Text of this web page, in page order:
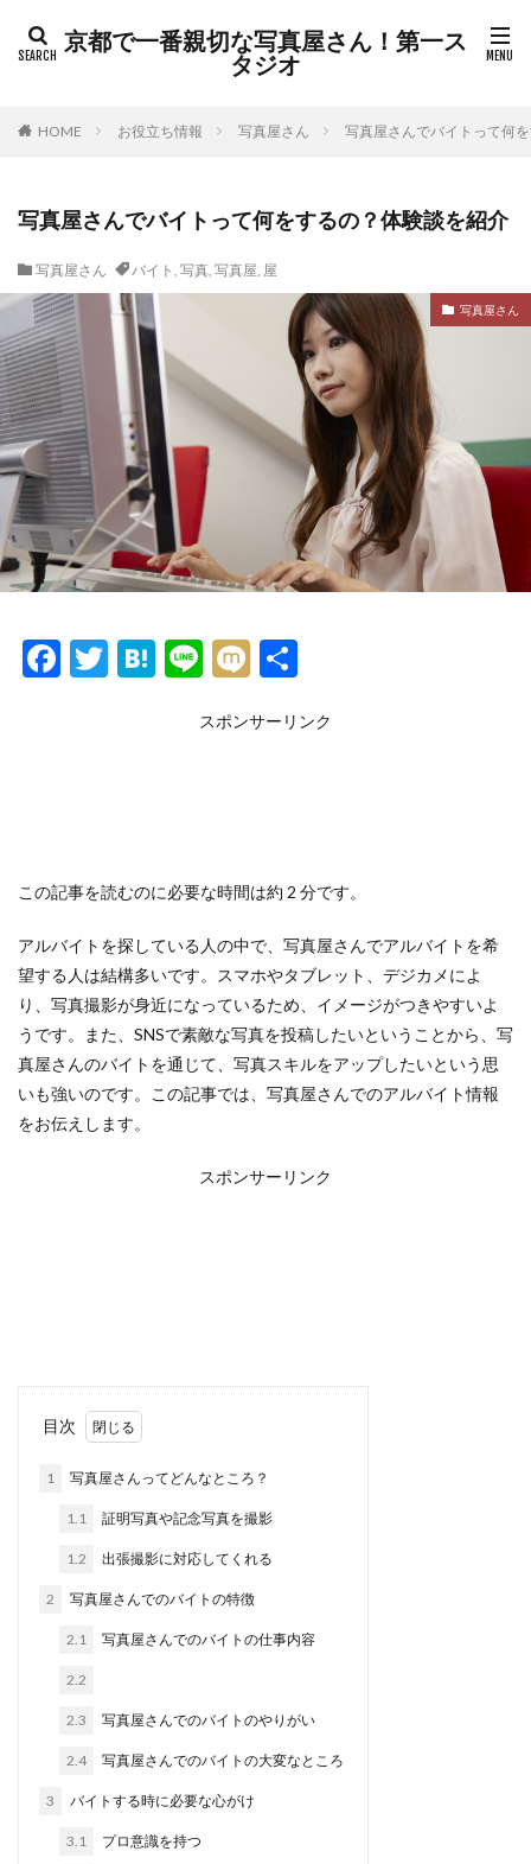
京都で一番親切な写真屋さん！第一ス
タジオ
HOME お役立ち情報 写真屋さん 写真屋さんでバイトって何
写真屋さんでバイトって何をするの？体験談を紹介
写真屋さん バイト , 写真, 写真屋, 屋
写真屋さん
F
k
T
H Li
e
M
スポンサーリンク
この記事を読むのに必要な時間は約 2 分です。
アルバイトを探している人の中で、写真屋さんでアルバイトを希
望する人は結構多いです。スマホやタブレット、デジカメによ
り、写真撮影が身近になっているため、イメージがつきやすいよ
うです。また、SNSで素敵な写真を投稿したいということから、写
真屋さんのバイトを通じて、写真スキルをアップしたいという思
いも強いのです。この記事では、写真屋さんでのアルバイト情報
をお伝えします。
スポンサーリンク
目次
1 写真屋さんってどんなところ？
1.1 証明写真や記念写真を撮影
1.2 出張撮影に対応してくれる
2 写真屋さんでのバイトの特徴
2.1 写真屋さんでのバイトの仕事内容
2.2
2.3 写真屋さんでのバイトのやりがい
2.4 写真屋さんでのバイトの大変なところ
3 バイトする時に必要な心がけ
3.1 プロ意識を持つ